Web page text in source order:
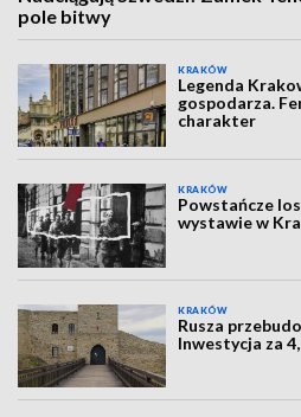
pole bitwy
KRAKÓW
Legenda
gospodarza.
charakter
KRAKÓW
Powstańcze
wystawie w
KRAKÓW
Rusza
Inwestycja za